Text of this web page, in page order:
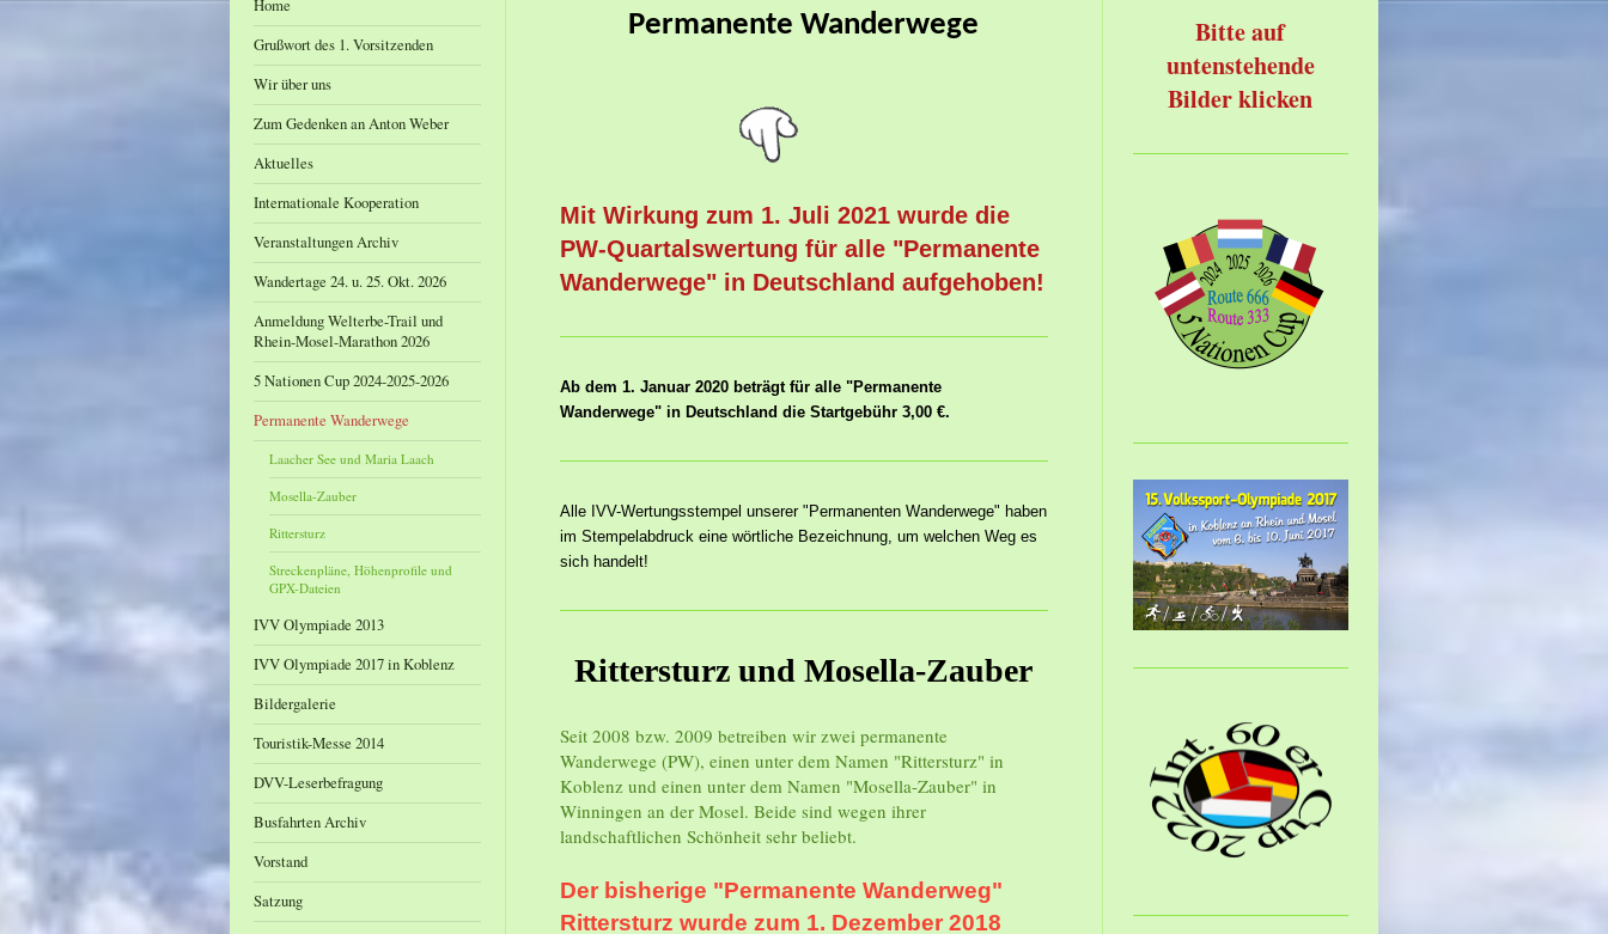
Home
Grußwort des 1. Vorsitzenden
Wir über uns
Zum Gedenken an Anton Weber
Aktuelles
Internationale Kooperation
Veranstaltungen Archiv
Wandertage 24. u. 25. Okt. 2026
Anmeldung Welterbe-Trail und
Rhein-Mosel-Marathon 2026
5 Nationen Cup 2024-2025-2026
Permanente Wanderwege
Laacher See und Maria Laach
Mosella-Zauber
Rittersturz
Streckenpläne, Höhenprofile und
GPX-Dateien
IVV Olympiade 2013
IVV Olympiade 2017 in Koblenz
Bildergalerie
Touristik-Messe 2014
DVV-Leserbefragung
Busfahrten Archiv
Vorstand
Satzung
Permanente Wanderwege
Mit Wirkung zum 1. Juli 2021 wurde die
PW-Quartalswertung für alle "Permanente
Wanderwege" in Deutschland aufgehoben!
Ab dem 1. Januar 2020 beträgt für alle "Permanente
Wanderwege" in Deutschland die Startgebühr 3,00 €.
Alle IVV-Wertungsstempel unserer "Permanenten Wanderwege" haben
im Stempelabdruck eine wörtliche Bezeichnung, um welchen Weg es
sich handelt!
Rittersturz und Mosella-Zauber
Seit 2008 bzw. 2009 betreiben wir zwei permanente
Wanderwege (PW), einen unter dem Namen "Rittersturz" in
Koblenz und einen unter dem Namen "Mosella-Zauber" in
Winningen an der Mosel. Beide sind wegen ihrer
landschaftlichen Schönheit sehr beliebt.
Der bisherige "Permanente Wanderweg"
Rittersturz wurde zum 1. Dezember 2018
Bitte auf
untenstehende
Bilder klicken